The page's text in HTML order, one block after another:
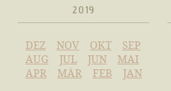
2019
DEZ NOV OKT
SEP
AUG
JUL JUN
MAI
APR
MÄR FEB JAN